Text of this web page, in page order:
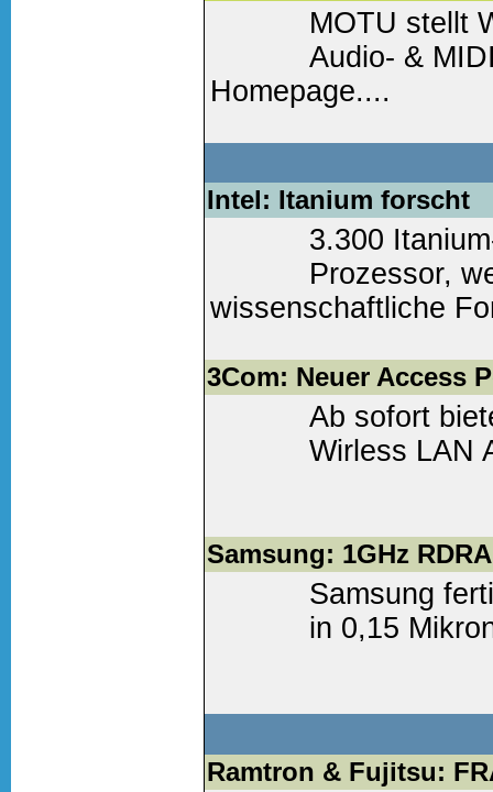
MOTU stellt
Audio- &
Homepage....
Intel: Itanium forscht
3.300
Prozessor,
wissenschaftliche
Weiter lesen (0
3Com: Neuer Access
Ab sofort
Wirless LAN
Samsung: 1GHz
Samsung
in 0,15
Ramtron & Fujitsu: